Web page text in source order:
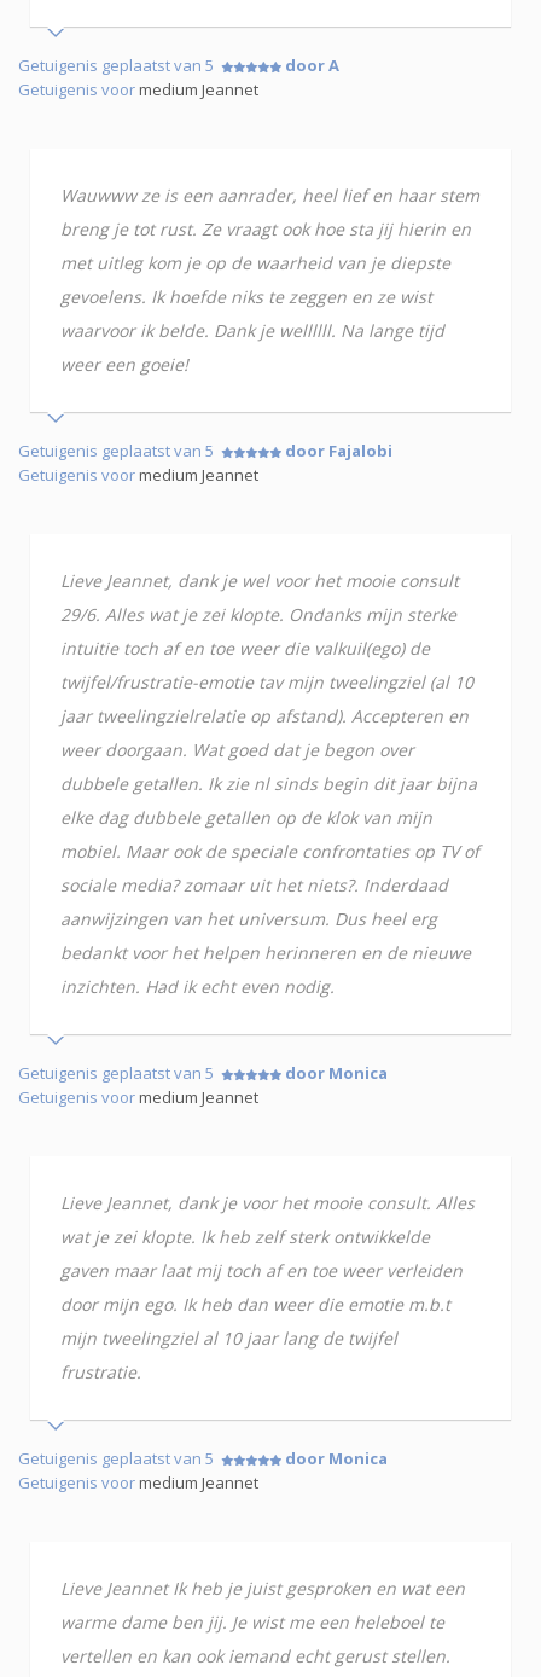
Getuigenis geplaatst van 5
door A
Getuigenis voormedium Jeannet
Wauwww ze is een aanrader, heel lief en haar stem
breng je tot rust. Ze vraagt ook hoe sta jij hierin en
met uitleg kom je op de waarheid van je diepste
gevoelens. Ik hoefde niks te zeggen en ze wist
waarvoor ik belde. Dank je wellllll. Na lange tijd
weer een goeie!
Getuigenis geplaatst van 5
door Fajalobi
Getuigenis voormedium Jeannet
Lieve Jeannet, dank je wel voor het mooie consult
29/6. Alles wat je zei klopte. Ondanks mijn sterke
intuitie toch af en toe weer die valkuil(ego) de
twijfel/frustratie-emotie tav mijn tweelingziel (al 10
jaar tweelingzielrelatie op afstand). Accepteren en
weer doorgaan. Wat goed dat je begon over
dubbele getallen. Ik zie nl sinds begin dit jaar bijna
elke dag dubbele getallen op de klok van mijn
mobiel. Maar ook de speciale confrontaties op TV of
sociale media? zomaar uit het niets?. Inderdaad
aanwijzingen van het universum. Dus heel erg
bedankt voor het helpen herinneren en de nieuwe
inzichten. Had ik echt even nodig.
Getuigenis geplaatst van 5
door Monica
Getuigenis voormedium Jeannet
Lieve Jeannet, dank je voor het mooie consult. Alles
wat je zei klopte. Ik heb zelf sterk ontwikkelde
gaven maar laat mij toch af en toe weer verleiden
door mijn ego. Ik heb dan weer die emotie m.b.t
mijn tweelingziel al 10 jaar lang de twijfel
frustratie.
Getuigenis geplaatst van 5
door Monica
Getuigenis voormedium Jeannet
Lieve Jeannet Ik heb je juist gesproken en wat een
warme dame ben jij. Je wist me een heleboel te
vertellen en kan ook iemand echt gerust stellen.